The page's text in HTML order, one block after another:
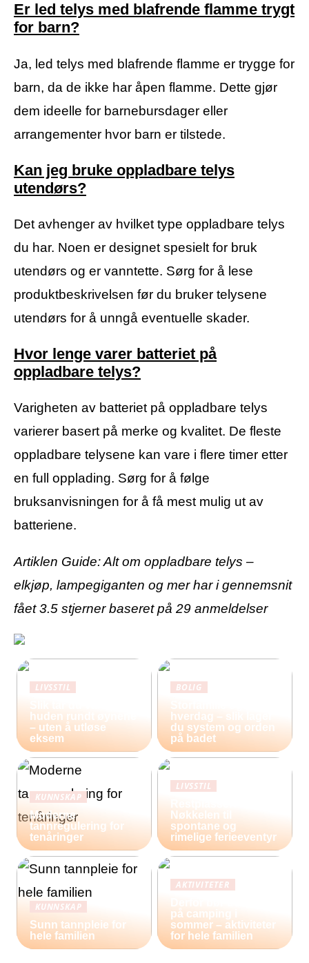
Er led telys med blafrende flamme trygt
for barn?
Ja, led telys med blafrende flamme er trygge for
barn, da de ikke har åpen flamme. Dette gjør
dem ideelle for barnebursdager eller
arrangementer hvor barn er tilstede.
Kan jeg bruke oppladbare telys
utendørs?
Det avhenger av hvilket type oppladbare telys
du har. Noen er designet spesielt for bruk
utendørs og er vanntette. Sørg for å lese
produktbeskrivelsen før du bruker telysene
utendørs for å unngå eventuelle skader.
Hvor lenge varer batteriet på
oppladbare telys?
Varigheten av batteriet på oppladbare telys
varierer basert på merke og kvalitet. De fleste
oppladbare telysene kan vare i flere timer etter
en full opplading. Sørg for å følge
bruksanvisningen for å få mest mulig ut av
batteriene.
Artiklen Guide: Alt om oppladbare telys –
elkjøp, lampegiganten og mer har i gennemsnit
fået3.5 stjerner baseret på 29 anmeldelser
LIVSSTIL
huden rundt øynene
– uten å utløse
eksem
BOLIG
hverdag – slik lager
du system og orden
på badet
KUNNSKAP
Moderne
tannregulering for
tenåringer
LIVSSTIL
Nøkkelen til
spontane og
rimelige ferieeventyr
KUNNSKAP
Sunn tannpleie for
hele familien
AKTIVITETER
på camping i
sommer – aktiviteter
for hele familien